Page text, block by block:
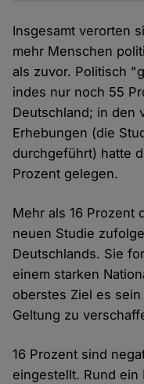
Insgesamt verorten
mehr Menschen
als zuvor. Politisch
indes nur noch 55
Deutschland; in den
Erhebungen (die
durchgeführt) hatte
Prozent gelegen.
Mehr als 16 Prozent
neuen Studie
Deutschlands. Sie
einem starken
oberstes Ziel es
Geltung zu
16 Prozent sind
eingestellt. Rund ein